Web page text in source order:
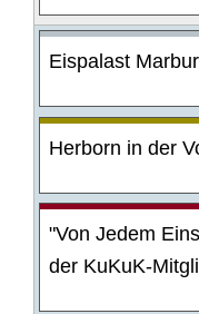
Eispalast
Herborn in der
"Von Jedem
der KuKuK-